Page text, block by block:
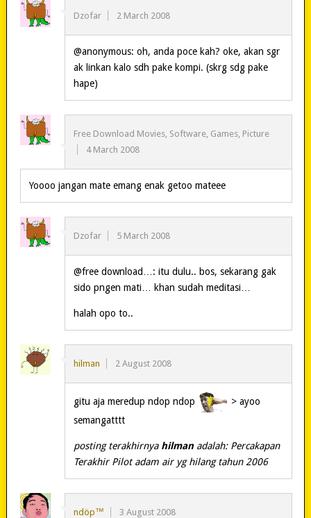
Dzofar 2 March 2008
@anonymous: oh, anda poce kah? oke, akan sgr
ak linkan kalo sdh pake kompi. (skrg sdg pake
hape)
Free Download Movies, Software, Games, Picture
4 March 2008
Yoooo jangan mate emang enak getoo mateee
Dzofar 5 March 2008
@free download…: itu dulu.. bos, sekarang gak
sido pngen mati… khan sudah meditasi…
halah opo to..
hilman 2 August 2008
gitu aja meredup ndop ndop
> ayoo
semangatttt
posting terakhirnya hilman adalah: Percakapan
Terakhir Pilot adam air yg hilang tahun 2006
ndöp™ 3 August 2008